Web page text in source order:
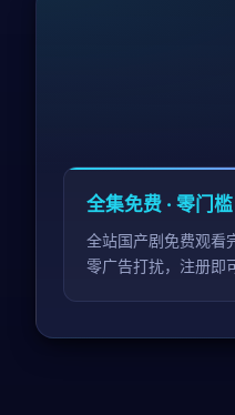
全集免费 · 零门槛
全站国产剧免费观看
零广告打扰，注册即